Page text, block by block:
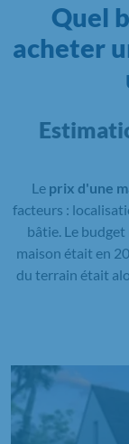
Quel
acheter
Le prix d'une
facteurs :
bâtie. Le
maison était en
du terrain était